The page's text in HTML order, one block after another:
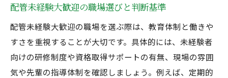
配管未経験大歓迎の職場選びと判断基準
配管未経験大歓迎の職場を選ぶ際は、教育体制と働きや
すさを重視することが大切です。具体的には、未経験者
向けの研修制度や資格取得サポートの有無、現場の雰囲
気や先輩の指導体制を確認しましょう。例えば、定期的